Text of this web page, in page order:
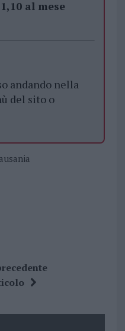
al mese
andando nella
del sito o